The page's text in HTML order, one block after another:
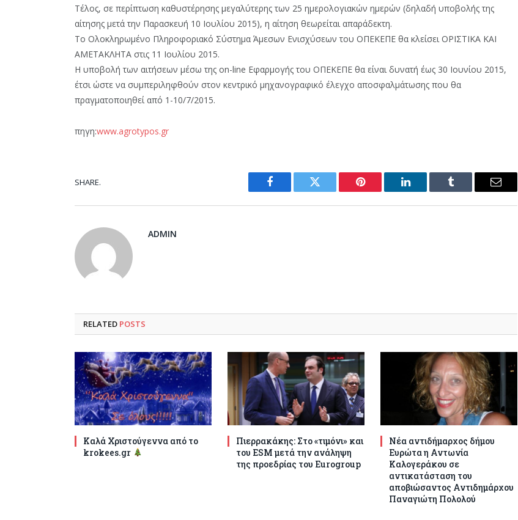
Τέλος, σε περίπτωση καθυστέρησης μεγαλύτερης των 25 ημερολογιακών ημερών (δηλαδή υποβολής της
αίτησης μετά την Παρασκευή 10 Ιουλίου 2015), η αίτηση θεωρείται απαράδεκτη.
Το Ολοκληρωμένο Πληροφοριακό Σύστημα Άμεσων Ενισχύσεων του ΟΠΕΚΕΠΕ θα κλείσει ΟΡΙΣΤΙΚΑ ΚΑΙ
ΑΜΕΤΑΚΛΗΤΑ στις 11 Ιουλίου 2015.
Η υποβολή των αιτήσεων μέσω της on-line Εφαρμογής του ΟΠΕΚΕΠΕ θα είναι δυνατή έως 30 Ιουνίου 2015,
έτσι ώστε να συμπεριληφθούν στον κεντρικό μηχανογραφικό έλεγχο αποσφαλμάτωσης που θα
πραγματοποιηθεί από 1-10/7/2015.
πηγη:www.agrotypos.gr
SHARE.
Facebook Twitter Pinterest LinkedIn Tumblr Email
ADMIN
RELATED POSTS
Καλά Χριστούγεννα από το
krokees.gr
Πιερρακάκης: Στο «τιμόνι» και
του ESM μετά την ανάληψη
της προεδρίας του Eurogroup
Νέα αντιδήμαρχος δήμου
Ευρώτα η Αντωνία
Καλογεράκου σε
αντικατάσταση του
αποβιώσαντος Αντιδημάρχου
Παναγιώτη Πολολού